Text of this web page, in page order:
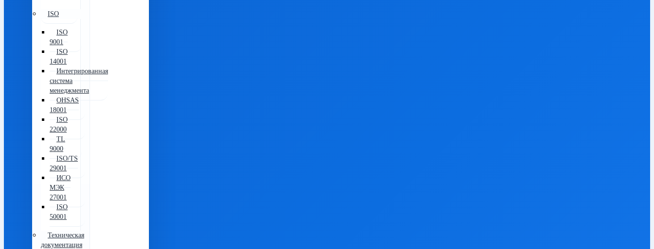
ISO
ISO
9001
ISO
14001
Интегрированная
система
менеджмента
OHSAS
18001
ISO
22000
TL
9000
ISO/TS
29001
ИСО
МЭК
27001
ISO
50001
Техническая
документация